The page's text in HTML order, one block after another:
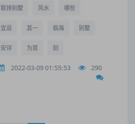
联排别墅 风水 哪些
宜忌 其一 临海 别墅
安详 为首 刻
2022-03-09 01:55:53 290